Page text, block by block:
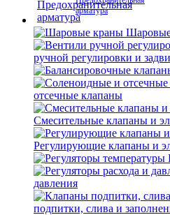
арматура
ручной регулировки и
отсечные клапаны
Смесительные клапаны и
Регулирующие клапаны и
давления
подпитки, слива и